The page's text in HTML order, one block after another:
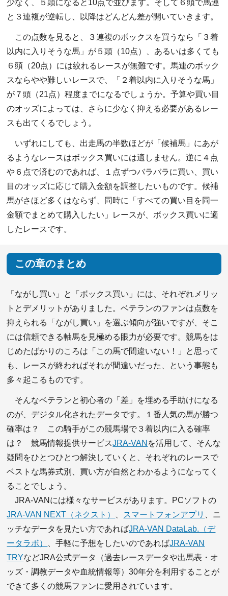
少なく、５頭になると10点で並びます。そして６頭で馬連
と３連複が逆転し、以降はどんどん差が開いていきます。
この点数を見ると、３連複のボックスを買うなら「３着
以内に入りそうな馬」が５頭（10点）、あるいは多くても
６頭（20点）には絞れるレースが無難です。馬連のボック
スならやや難しいレースで、「２着以内に入りそうな馬」
が７頭（21点）程度までになるでしょうか。予算や買い目
のオッズによっては、さらに少なく抑える必要があるレー
スも出てくるでしょう。
いずれにしても、出走馬の半数ほどが「候補馬」にあが
るようなレースはボックス買いには適しません。逆に４点
や６点で済むのであれば、１点ずつバラバラに買い、買い
目のオッズに応じて購入金額を調整したいものです。候補
馬がさほど多くはならず、同時に「すべての買い目を同一
金額でまとめて購入したい」レースが、ボックス買いに適
したレースです。
この章のまとめ
「ながし買い」と「ボックス買い」には、それぞれメリッ
トとデメリットがありました。ベテランのファンは点数を
抑えられる「ながし買い」を選ぶ傾向が強いですが、そこ
には信頼できる軸馬を見極める眼力が必要です。競馬をは
じめたばかりのころは「この馬で間違いない！」と思って
も、レースが終わればそれが間違いだった、という事態も
多々起こるものです。
そんなベテランと初心者の「差」を埋める手助けになる
のが、デジタル化されたデータです。１番人気の馬が勝つ
確率は？ この騎手がこの競馬場で３着以内に入る確率
は？ 競馬情報提供サービスJRA-VAN を活用して、そんな
疑問をひとつひとつ解決していくと、それぞれのレースで
ベストな馬券式別、買い方が自然とわかるようになってく
ることでしょう。
JRA-VANには様々なサービスがあります。PCソフトの
JRA-VAN NEXT（ネクスト）
スマートフォンアプリ
、ニ
ッチなデータを見たい方であればJRA-VAN DataLab.（デ
ータラボ）
、手軽に予想をしたいのであればJRA-VAN
TRYなどJRA公式データ（過去レースデータや出馬表・オ
ッズ・調教データや血統情報等）30年分を利用することが
できて多くの競馬ファンに愛用されています。